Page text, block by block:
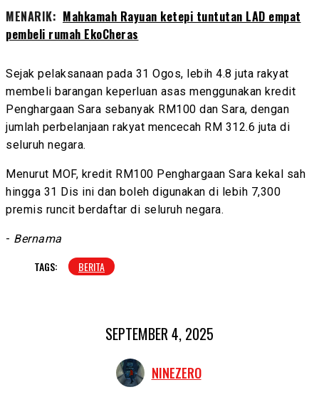
MENARIK: Mahkamah Rayuan ketepi tuntutan LAD empat
pembeli rumah EkoCheras
Sejak pelaksanaan pada 31 Ogos, lebih 4.8 juta rakyat
membeli barangan keperluan asas menggunakan kredit
Penghargaan Sara sebanyak RM100 dan Sara, dengan
jumlah perbelanjaan rakyat mencecah RM 312.6 juta di
seluruh negara.
Menurut MOF, kredit RM100 Penghargaan Sara kekal sah
hingga 31 Dis ini dan boleh digunakan di lebih 7,300
premis runcit berdaftar di seluruh negara.
- Bernama
TAGS: BERITA
SEPTEMBER 4, 2025
NINEZERO